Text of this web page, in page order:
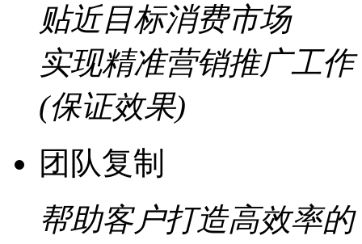
贴近目标消费市场
实现精准营销推广工作
(保证效果)
团队复制
帮助客户打造高效率的